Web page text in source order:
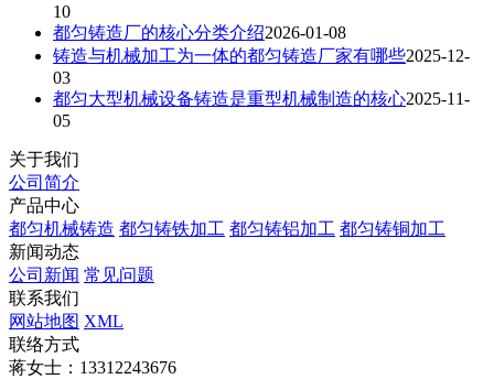
10
都匀铸造厂的核心分类介绍2026-01-08
铸造与机械加工为一体的都匀铸造厂家有哪些2025-12-
03
都匀大型机械设备铸造是重型机械制造的核心2025-11-
05
关于我们
公司简介
产品中心
都匀机械铸造 都匀铸铁加工 都匀铸铝加工 都匀铸铜加工
新闻动态
公司新闻 常见问题
联系我们
网站地图 XML
联络方式
蒋女士：13312243676